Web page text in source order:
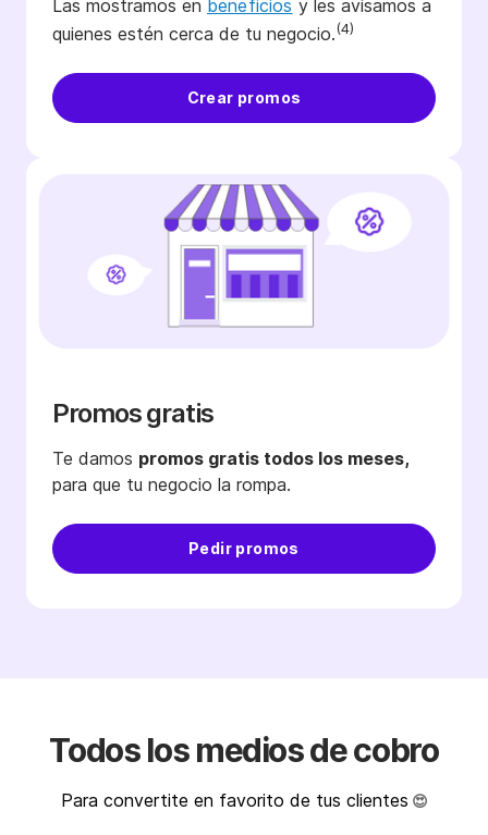
Las mostramos en beneficios y les avisamos a
quienes estén cerca de tu negocio.(4)
Crear promos
Promos gratis
Te damos promos gratis todos los meses,
para que tu negocio la rompa.
Pedir promos
Tod os los medios de cobro
Para c onvertite en favorito de tus clientes 😍